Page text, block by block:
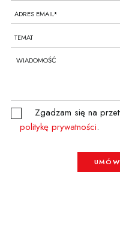
Zgadzam się na
politykę prywatności.